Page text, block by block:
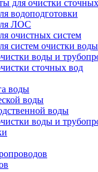
для очистки
водоподготовки
ЛОС
очистных систем
систем очистки воды
воды и
сточных вод
воды
воды
воды
воды и